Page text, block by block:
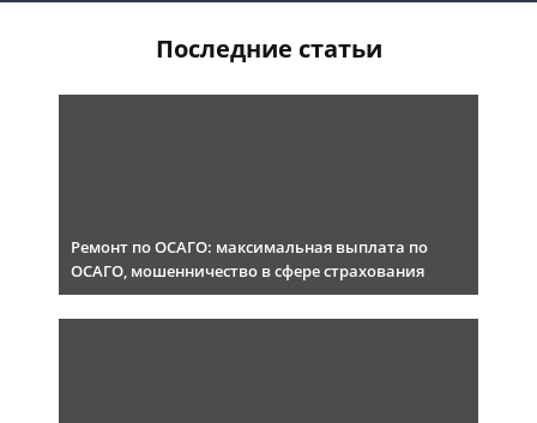
Последние статьи
Ремонт по ОСАГО: максимальная выплата по
ОСАГО, мошенничество в сфере страхования